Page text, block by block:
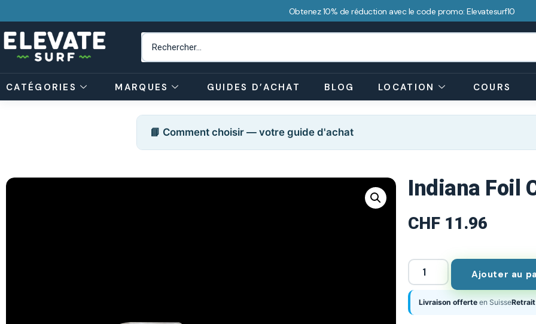
Obtenez 10% de réduction avec le code promo: Elevatesurf10
CATÉGORIES MARQUES GUIDES D’ACHAT BLOG LOCATION COURS
📘 Comment choisir — votre guide d'achat
Indiana Foil
CHF 11.96
Ajouter au
Livraison offerte en SuisseRetrait